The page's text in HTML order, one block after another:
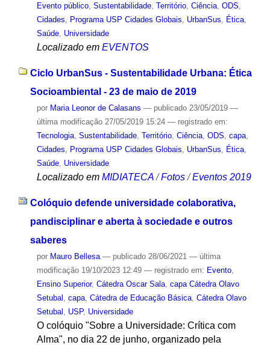
Evento público, Sustentabilidade, Território, Ciência, ODS,
Cidades, Programa USP Cidades Globais, UrbanSus, Ética,
Saúde, Universidade
Localizado em EVENTOS
Ciclo UrbanSus - Sustentabilidade Urbana: Ética
Socioambiental - 23 de maio de 2019
por Maria Leonor de Calasans — publicado23/05/2019 —
última modificação27/05/2019 15:24 — registrado em:
Tecnologia, Sustentabilidade, Território, Ciência, ODS, capa,
Cidades, Programa USP Cidades Globais, UrbanSus, Ética,
Saúde, Universidade
Localizado em MIDIATECA /Fotos /Eventos 2019
Colóquio defende universidade colaborativa,
pandisciplinar e aberta à sociedade e outros
saberes
por Mauro Bellesa — publicado28/06/2021 — última
modificação19/10/2023 12:49 — registrado em: Evento,
Ensino Superior, Cátedra Oscar Sala, capa Cátedra Olavo
Setubal
capa, Cátedra de Educação Básica, Cátedra Olavo
Setubal
USP, Universidade
O colóquio "Sobre a Universidade: Crítica com
Alma", no dia 22 de junho, organizado pela